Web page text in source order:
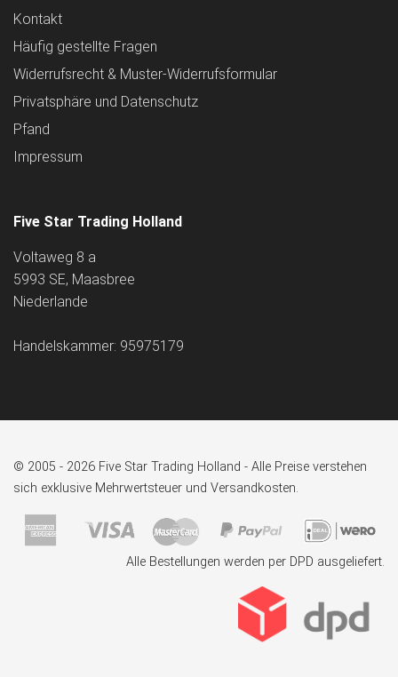
Kontakt
Häufig gestellte Fragen
Widerrufsrecht & Muster-Widerrufsformular
Privatsphäre und Datenschutz
Pfand
Impressum
Five Star Trading Holland
Voltaweg 8 a
5993 SE, Maasbree
Niederlande
Handelskammer: 95975179
© 2005 - 2026 Five Star Trading Holland - Alle Preise verstehen
sich exklusive Mehrwertsteuer und Versandkosten.
Alle Bestellungen werden per DPD ausgeliefert.